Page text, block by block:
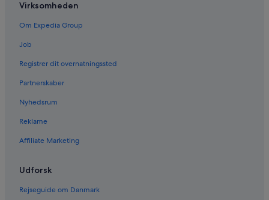
Virksomheden
Om Expedia Group
Job
Registrer dit overnatningssted
Partnerskaber
Nyhedsrum
Reklame
Affiliate Marketing
Udforsk
Rejseguide om Danmark